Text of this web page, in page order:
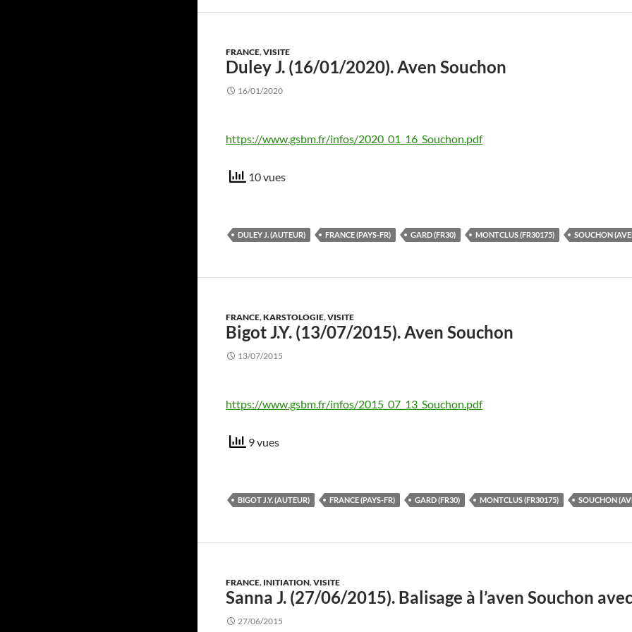
FRANCE,VISITE
Duley J. (16/01/2020). Aven Souchon
16/01/2020
https://www.gsbm.fr/infos/2020_01_16_Souchon.pdf
10 vues
DULEY J. (AUTEUR) FRANCE (PAYS-FR) GARD (FR30) MONTCLUS (FR30175) SOUCHON
FRANCE,KARSTOLOGIE,VISITE
Bigot J.Y. (13/07/2015). Aven Souchon
13/07/2015
https://www.gsbm.fr/infos/2015_07_13_Souchon.pdf
9 vues
BIGOT J.Y. (AUTEUR) FRANCE (PAYS-FR) GARD (FR30) MONTCLUS (FR30175) SOUCHON
FRANCE, INITIATION,VISITE
Sanna J. (27/06/2015). Balisage à l’aven Souchon
27/06/2015